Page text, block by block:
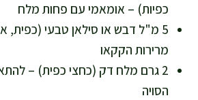
כפיות) – אומאמי עם פחות מלח
5 מ"ל דבש או סילאן טבעי (כפית,
מרירות הקקאו
2 גרם מלח דק (כחצי כפית) –
הסויה